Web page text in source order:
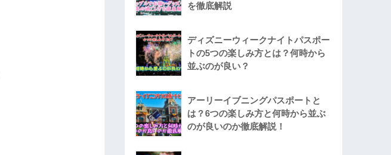
を徹底解説
ディズニーウィークナイトパスポー
トの5つの楽しみ方とは？何時から
並ぶのが良い？
アーリーイブニングパスポートと
は？6つの楽しみ方と何時から並ぶ
のが良いのか徹底解説！